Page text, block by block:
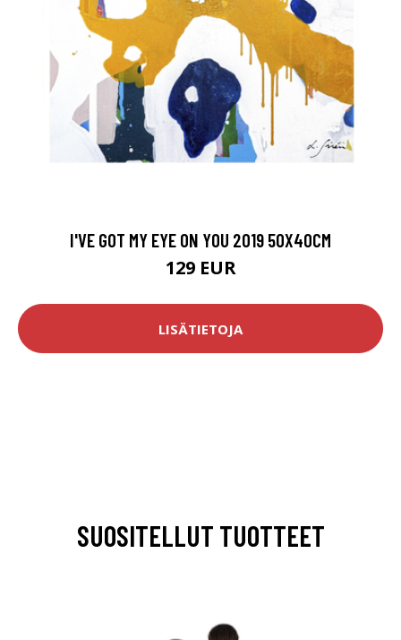
I'VE GOT MY EYE ON YOU 2019 50X40CM
129 EUR
LISÄTIETOJA
SUOSITELLUT TUOTTEET